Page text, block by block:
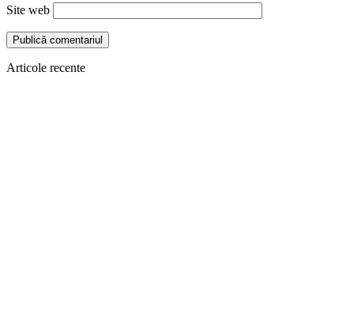
Site web
Articole recente